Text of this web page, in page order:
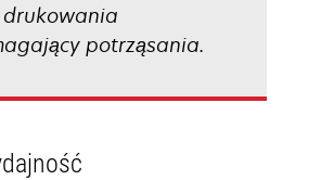
drukowania
potrząsania.